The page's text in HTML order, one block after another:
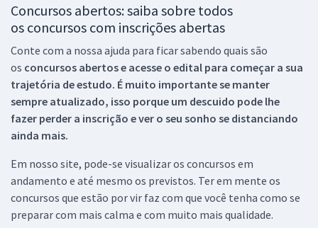
Concursos abertos: saiba sobre todos
os concursos com inscrições abertas
Conte com a nossa ajuda para ficar sabendo quais são
os concursos abertos e acesse o edital para começar a sua
trajetória de estudo. É muito importante se manter
sempre atualizado, isso porque um descuido pode lhe
fazer perder a inscrição e ver o seu sonho se distanciando
ainda mais.
Em nosso site, pode-se visualizar os concursos em
andamento e até mesmo os previstos. Ter em mente os
concursos que estão por vir faz com que você tenha como se
preparar com mais calma e com muito mais qualidade.